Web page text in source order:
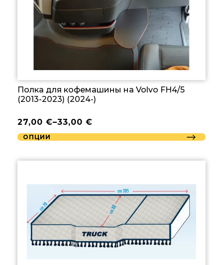
Полка для кофемашины на Volvo FH4/5
(2013-2023) (2024-)
27,00 €–33,00 €
ОПЦИИ